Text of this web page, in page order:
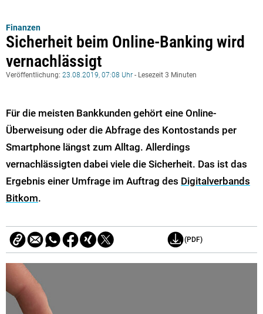
Finanzen
Sicherheit beim Online-Banking wird
vernachlässigt
Veröffentlichung: 23.08.2019, 07:08 Uhr - Lesezeit 3 Minuten
Für die meisten Bankkunden gehört eine Online-
Überweisung oder die Abfrage des Kontostands per
Smartphone längst zum Alltag. Allerdings
vernachlässigten dabei viele die Sicherheit. Das ist das
Ergebnis einer Umfrage im Auftrag des Digitalverbands
Bitkom.
(PDF)